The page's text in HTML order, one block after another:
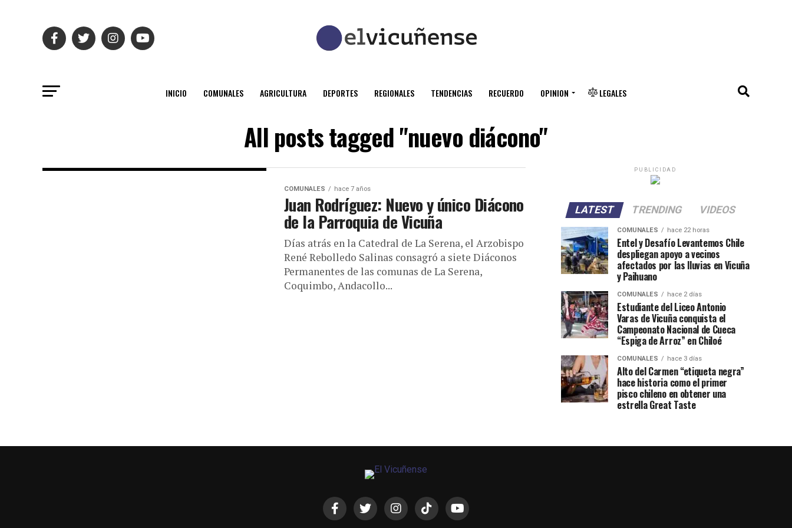
INICIO COMUNALES AGRICULTURA DEPORTES REGIONALES TENDENCIAS RECUERDO OPINION LEGALES
All posts tagged "nuevo diácono"
COMUNALES hace 7 años
Juan Rodríguez: Nuevo y único Diácono
de la Parroquia de Vicuña
Días atrás en la Catedral de La Serena, el Arzobispo
René Rebolledo Salinas consagró a siete Diáconos
Permanentes de las comunas de La Serena,
Coquimbo, Andacollo...
PUBLICIDAD
LATEST TRENDING VIDEOS
COMUNALES hace 22 horas
Entel y Desafío Levantemos Chile
despliegan apoyo a vecinos
afectados por las lluvias en Vicuña
y Paihuano
COMUNALES hace 2 días
Estudiante del Liceo Antonio
Varas de Vicuña conquista el
Campeonato Nacional de Cueca
“Espiga de Arroz” en Chiloé
COMUNALES hace 3 días
Alto del Carmen “etiqueta negra”
hace historia como el primer
pisco chileno en obtener una
estrella Great Taste